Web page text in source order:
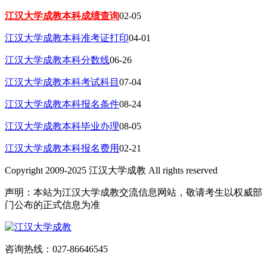
江汉大学成教本科成绩查询02-05
江汉大学成教本科准考证打印04-01
江汉大学成教本科分数线06-26
江汉大学成教本科考试科目 07-04
江汉大学成教本科报名条件08-24
江汉大学成教本科毕业办理08-05
江汉大学成教本科报名费用02-21
Copyright 2009-2025 江汉大学成教 All rights reserved
声明：本站为江汉大学成教交流信息网站，敬请考生以权威部
门公布的正式信息为准
咨询热线：027-86646545